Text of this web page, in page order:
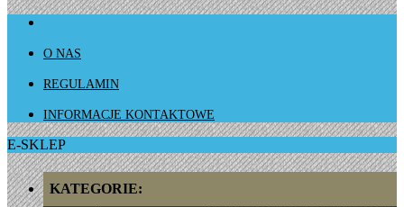
O NAS
REGULAMIN
INFORMACJE KONTAKTOWE
E-SKLEP
KATEGORIE: